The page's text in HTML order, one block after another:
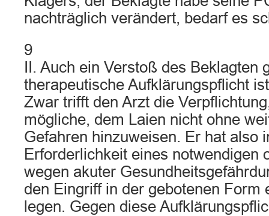
nachträglich verändert, bedarf es
9
II. Auch ein Verstoß des Beklagten
therapeutische Aufklärungspflicht
Zwar trifft den Arzt die
mögliche, dem Laien nicht ohne
Gefahren hinzuweisen. Er hat also
Erforderlichkeit eines notwendigen
wegen akuter
den Eingriff in der gebotenen Form
legen. Gegen diese